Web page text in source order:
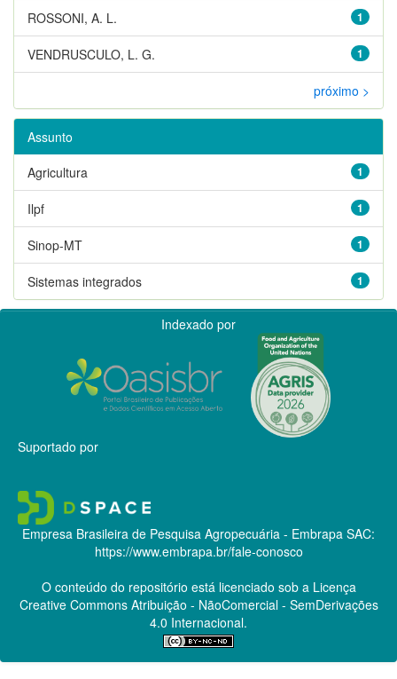
1
ROSSONI, A. L.
1
VENDRUSCULO, L. G.
próximo >
Assunto
1
Agricultura
1
Ilpf
1
Sinop-MT
1
Sistemas integrados
Indexado por
Suportado por
Empresa Brasileira de Pesquisa Agropecuária - Embrapa SAC:
https://www.embrapa.br/fale-conosco
O conteúdo do repositório está licenciado sob a Licença
Creative CommonsAtribuição - NãoComercial - SemDerivações
4.0 Internacional.